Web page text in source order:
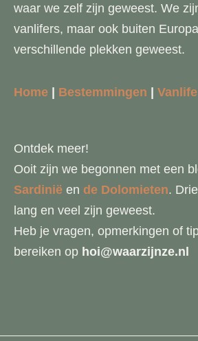
waar we zelf zijn geweest. We
vanlifers, maar ook buiten
verschillende plekken geweest.
Home | Bestemmingen | Vanlife
Ontdek meer!
Ooit zijn we begonnen met een
Sardinië en de Dolomieten.
lang en veel zijn geweest.
Heb je vragen, opmerkingen of
bereiken op hoi@waarzijnze.nl